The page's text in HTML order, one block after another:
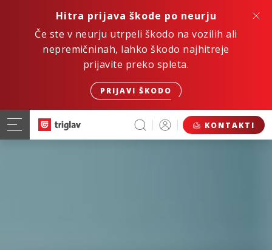
Hitra prijava škode po neurju
Če ste v neurju utrpeli škodo na vozilih ali
nepremičninah, lahko škodo najhitreje
prijavite preko spleta.
PRIJAVI ŠKODO
KONTAKTI